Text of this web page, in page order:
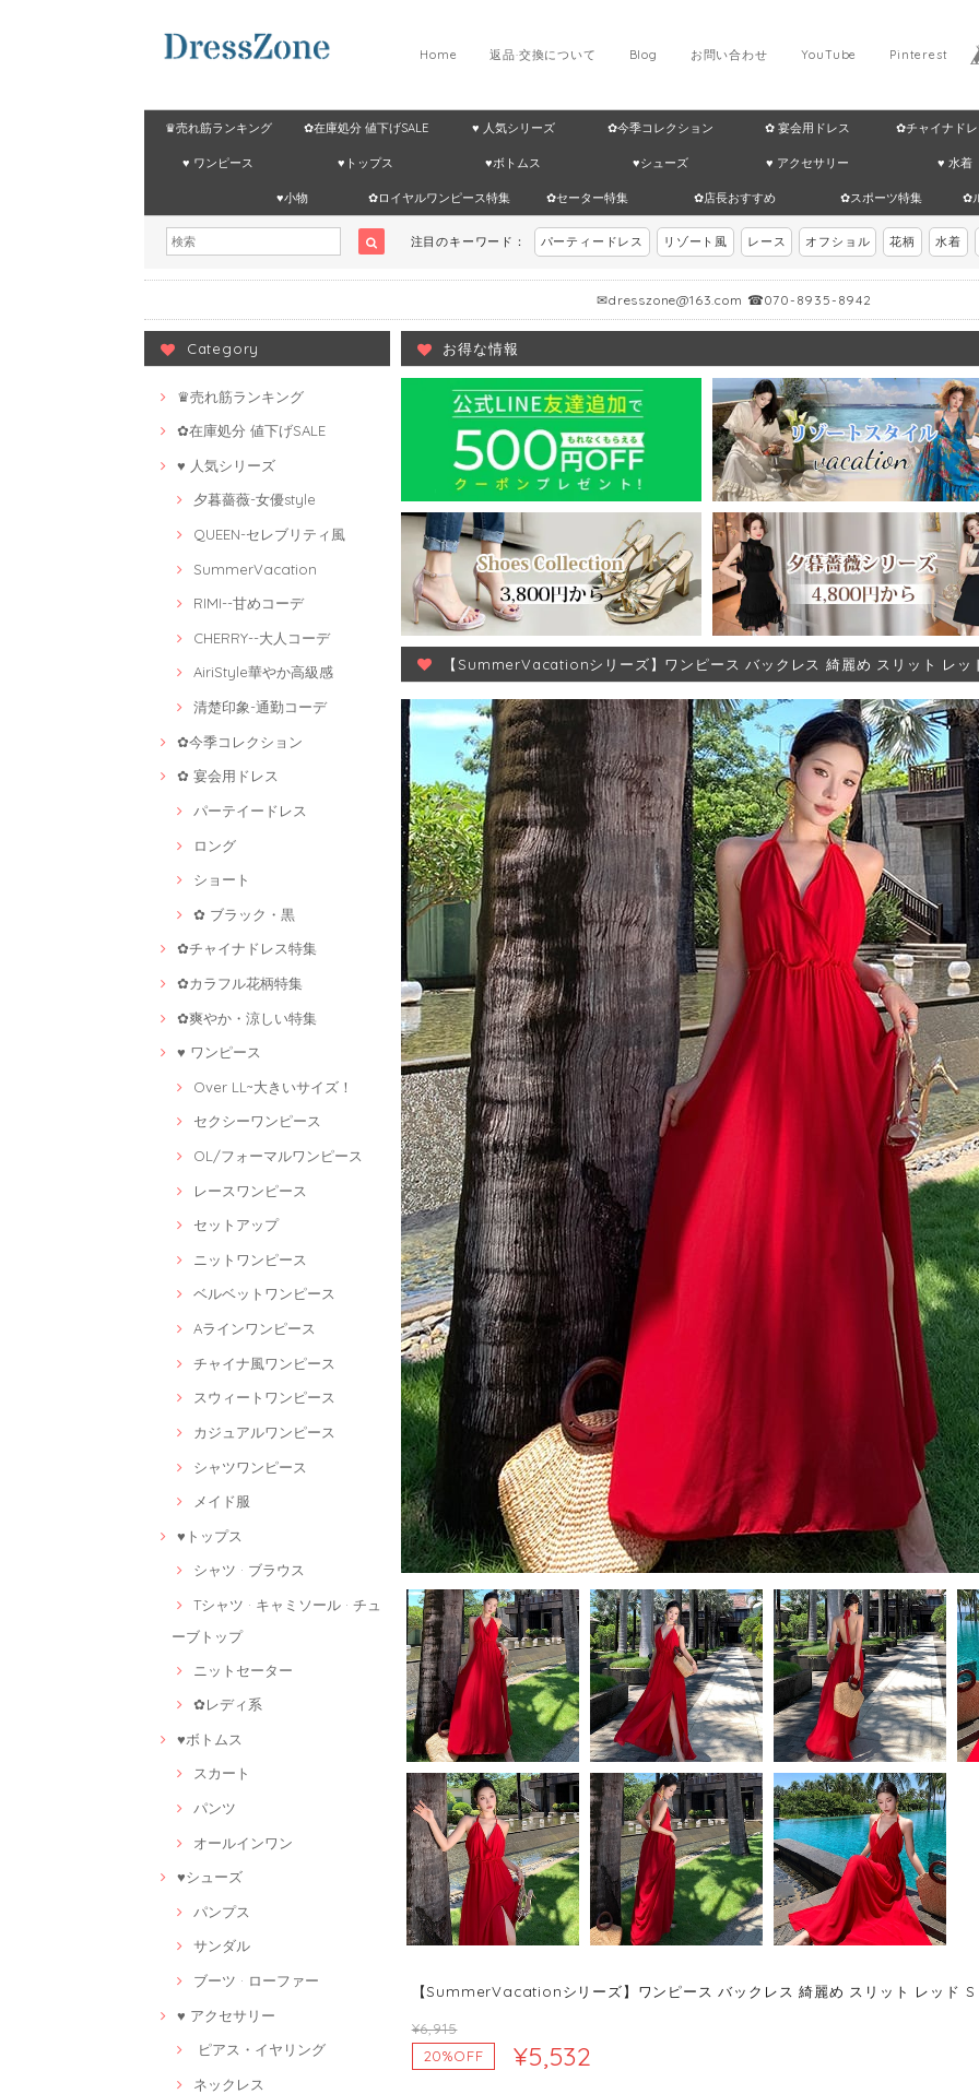
Pinterest
YouTube
お問い合わせ
Blog
返品·交換について
Home
♛売れ筋ランキング ✿在庫処分 値下げSALE ♥ 人気シリーズ ✿今季コレクション ✿ 宴会用ドレス ✿チャイナド
♥ ワンピース ♥トップス ♥ボトムス ♥シューズ ♥ アクセサリー ♥ 水着
♥小物 ✿ロイヤルワンピース特集 ✿セーター特集 ✿店長おすすめ ✿スポーツ特集 ✿
注目のキーワード： パーティードレス リゾート風 レース オフショル 花柄 水着
✉dresszone@163.com ☎070-8935-8942
Category
♛売れ筋ランキング
✿在庫処分 値下げSALE
♥ 人気シリーズ
夕暮薔薇-女優style
QUEEN-セレブリティ風
SummerVacation
RIMI--甘めコーデ
CHERRY--大人コーデ
AiriStyle華やか高級感
清楚印象-通勤コーデ
✿今季コレクション
✿ 宴会用ドレス
パーテイードレス
ロング
ショート
✿ ブラック・黒
✿チャイナドレス特集
✿カラフル花柄特集
✿爽やか・涼しい特集
♥ ワンピース
Over LL~大きいサイズ！
セクシーワンピース
OL/フォーマルワンピース
レースワンピース
セットアップ
ニットワンピース
ベルベットワンピース
Aラインワンピース
チャイナ風ワンピース
スウィートワンピース
カジュアルワンピース
シャツワンピース
メイド服
♥トップス
シャツ · ブラウス
Tシャツ · キャミソール · チュ
ーブトップ
ニットセーター
✿レディ系
♥ボトムス
スカート
パンツ
オールインワン
♥シューズ
パンプス
サンダル
ブーツ · ローファー
♥ アクセサリー
ピアス・イヤリング
ネックレス
お得な情報
【SummerVacationシリーズ】ワンピース バックレス 綺麗め スリット レッ
【SummerVacationシリーズ】ワンピース バックレス 綺麗め スリット レッド
¥6,915
20%OFF
¥5,532